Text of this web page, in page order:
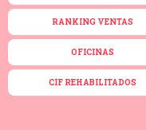
RANKING VENTAS
OFICINAS
CIF REHABILITADOS